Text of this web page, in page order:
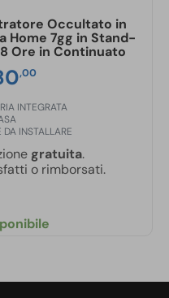
Occultato in
Home 7gg in Stand-
Ore in Continuato
,00
INTEGRATA
INSTALLARE
gratuita.
o rimborsati.